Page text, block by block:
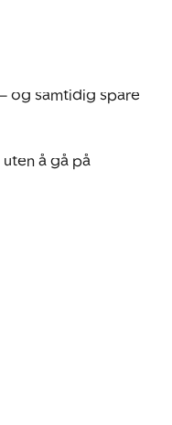
og samtidig spare
å gå på